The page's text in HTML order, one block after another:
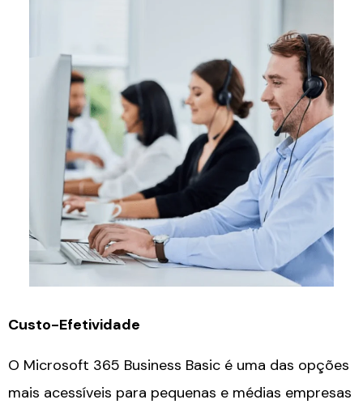
Custo-Efetividade
O Microsoft 365 Business Basic é uma das opções
mais acessíveis para pequenas e médias empresas